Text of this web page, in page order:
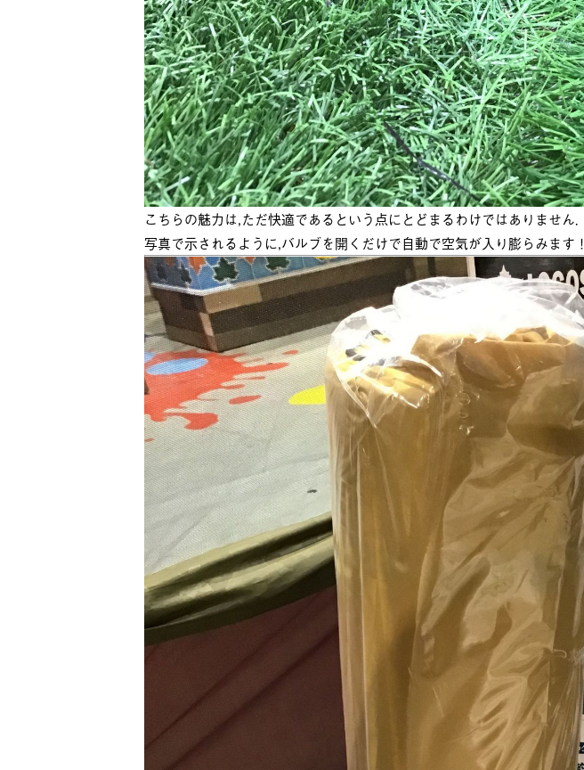
こちらの魅力は,ただ快適であるという点にとどまるわけではありません．
写真で示されるように,バルブを開くだけで自動で空気が入り膨らみます！